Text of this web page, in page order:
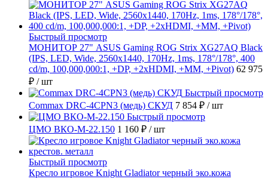
Быстрый просмотр
МОНИТОР 27" ASUS Gaming ROG Strix XG27AQ Black
(IPS, LED, Wide, 2560x1440, 170Hz, 1ms, 178°/178°, 400
cd/m, 100,000,000:1, +DP, +2хHDMI, +MM, +Pivot) 62 975
₽ / шт
Быстрый просмотр
Commax DRC-4CPN3 (медь) СКУД 7 854 ₽ / шт
Быстрый просмотр
ЦМО ВКО-М-22.150 1 160 ₽ / шт
Быстрый просмотр
Кресло игровое Knight Gladiator черный эко.кожа